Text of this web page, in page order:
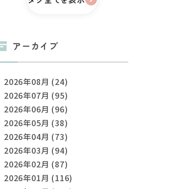
アーカイブ
2026年08月 (24)
2026年07月 (95)
2026年06月 (96)
2026年05月 (38)
2026年04月 (73)
2026年03月 (94)
2026年02月 (87)
2026年01月 (116)